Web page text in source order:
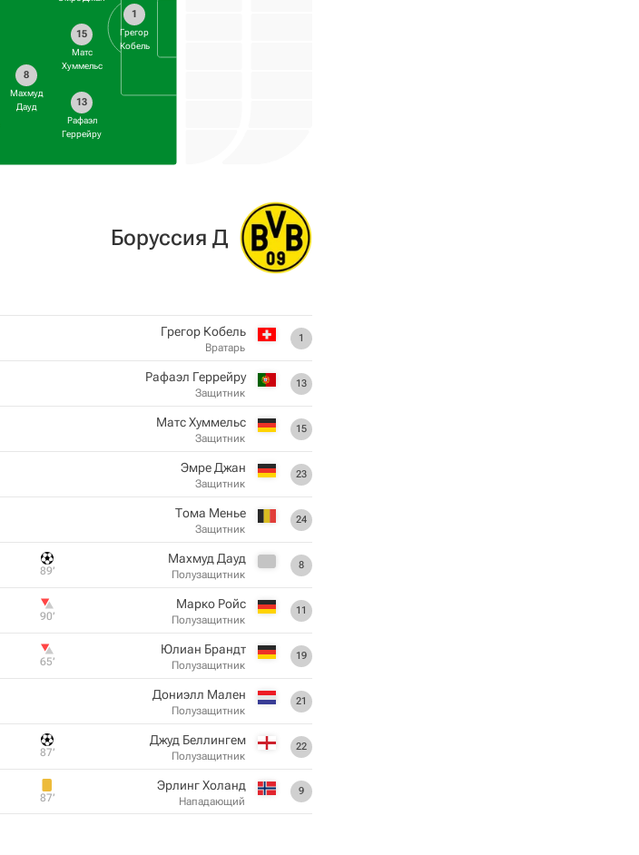
1
Грегор
Кобель
15
Матс
Хуммельс
13
Рафаэл
Геррейру
8
Махмуд
Дауд
Боруссия Д
1
Грегор Кобель
Вратарь
13
Рафаэл Геррейру
Защитник
15
Матс Хуммельс
Защитник
23
Эмре Джан
Защитник
24
Тома Менье
Защитник
8
Махмуд Дауд
Полузащитник
89‎’‎
11
Марко Ройс
Полузащитник
90‎’‎
19
Юлиан Брандт
Полузащитник
65‎’‎
21
Дониэлл Мален
Полузащитник
22
Джуд Беллингем
Полузащитник
87‎’‎
9
Эрлинг Холанд
Нападающий
87‎’‎